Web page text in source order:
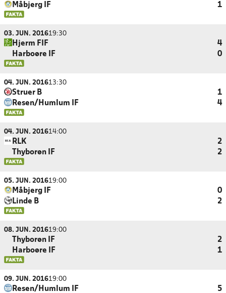
Måbjerg IF 1
03. JUN. 201619:30
Hjerm FIF
4
Harboøre IF
0
04. JUN. 201613:30
Struer B
1
Resen/Humlum IF
4
04. JUN. 201614:00
RLK
2
Thyborøn IF
2
05. JUN. 201619:00
Måbjerg IF
0
Linde B
2
08. JUN. 201619:00
Thyborøn IF
2
Harboøre IF
1
09. JUN. 201619:00
Resen/Humlum IF
5